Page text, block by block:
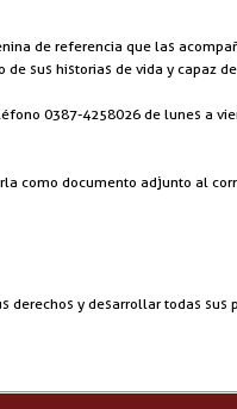
de referencia que las
sus historias de vida y capaz
0387-4258026 de lunes a
como documento adjunto al
derechos y desarrollar todas sus